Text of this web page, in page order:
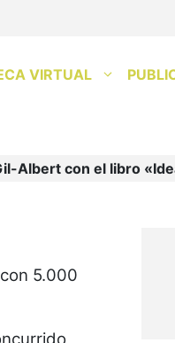
VIRTUAL
Albert con el libro
5.000